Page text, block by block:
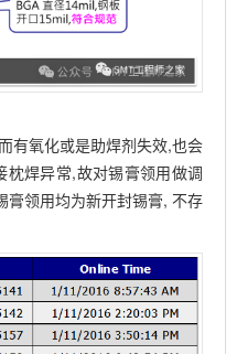
有氧化或是助焊剂失效,也会
焊异常,故对锡膏领用做调
膏领用均为新开封锡膏, 不存